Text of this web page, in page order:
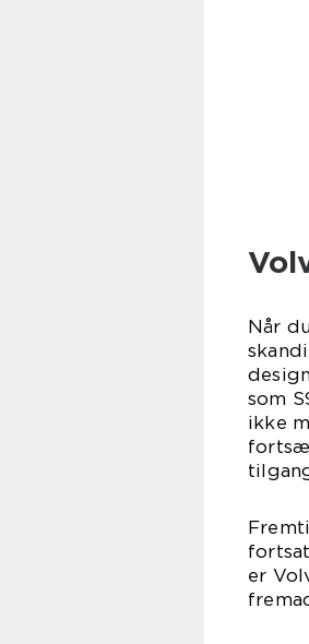
Når
som
ikke
er